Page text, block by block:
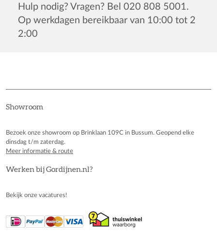
Hulp nodig? Vragen? Bel 020 808 5001.
Op werkdagen bereikbaar van 10:00 tot 2
2:00
Showroom
Bezoek onze showroom op Brinklaan 109C in Bussum. Geopend elke
dinsdag t/m zaterdag.
Meer informatie & route
Werken bij Gordijnen.nl?
Bekijk onze vacatures!